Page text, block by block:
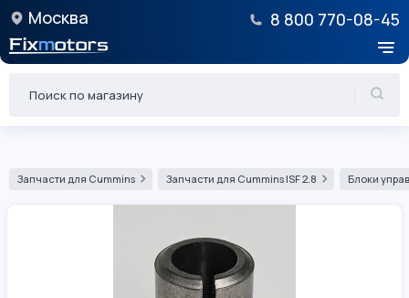
Москва 8 800 770-08-45
Запчасти для Cummins Запчасти для Cummins ISF 2.8 Блоки